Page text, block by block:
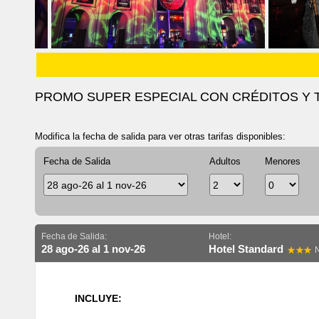
PROMO SUPER ESPECIAL CON CRÉDITOS Y
Modifica la fecha de salida para ver otras tarifas disponibles:
Fecha de Salida Adultos Menores
Fecha de Salida:
28 ago-26 al 1 nov-26
Hotel:
Hotel Standard
INCLUYE: